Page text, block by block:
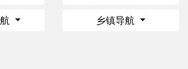
乡镇导航